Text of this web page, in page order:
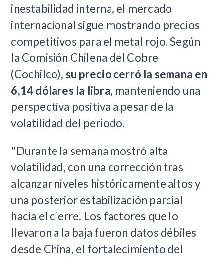
inestabilidad interna, el mercado
internacional sigue mostrando precios
competitivos para el metal rojo. Según
la Comisión Chilena del Cobre
(Cochilco), su precio cerró la semana en
6,14 dólares la libra, manteniendo una
perspectiva positiva a pesar de la
volatilidad del periodo.
"Durante la semana mostró alta
volatilidad, con una corrección tras
alcanzar niveles históricamente altos y
una posterior estabilización parcial
hacia el cierre. Los factores que lo
llevaron a la baja fueron datos débiles
desde China, el fortalecimiento del